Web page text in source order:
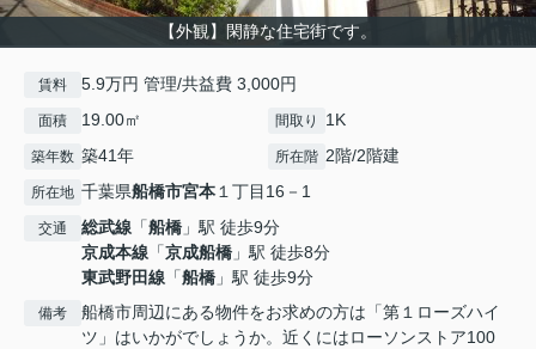
【外観】閑静な住宅街です。
賃料 5.9万円 管理/共益費 3,000円
面積 19.00㎡ 間取り 1K
築年数 築41年 所在階 2階/2階建
所在地 千葉県船橋市宮本１丁目16－1
交通 総武線 「船橋 」駅 徒歩9分
京成本線 「京成船橋 」駅 徒歩8分
東武野田線 「船橋 」駅 徒歩9分
備考
船橋市周辺にある物件をお求めの方は「第１ローズハイ
ツ」はいかがでしょうか。近くにはローソンストア100